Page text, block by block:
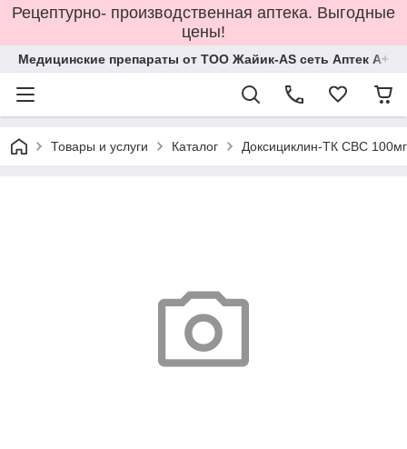
Рецептурно- производственная аптека. Выгодные
цены!
Медицинские препараты от ТОО Жайик-AS сеть Аптек А+
Товары и услуги Каталог Доксициклин-ТК СВС